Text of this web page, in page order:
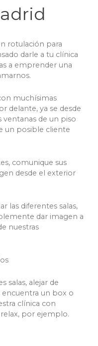
rotulación para
darle a tu clínica
a emprender una
muchísimas
delante, ya se desde
ventanas de un piso
un posible cliente
comunique sus
desde el exterior
las diferentes salas,
dar imagen a
nuestras
salas, alejar de
encuentra un box o
clínica con
por ejemplo.